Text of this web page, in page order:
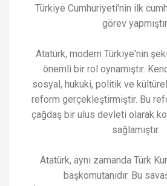
Türkiye Cumhuriyeti'nin ilk
görev
Atatürk, modern Türkiye'nin
önemli bir rol oynamıştır.
sosyal, hukuki, politik ve
reform gerçekleştirmiştir. Bu
çağdaş bir ulus devleti olarak
sağlamıştır.
Atatürk, aynı zamanda Türk
başkomutanıdır. Bu